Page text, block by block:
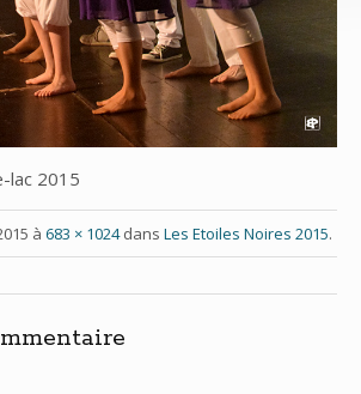
lac 2015
à 683 × 1024dans Les Etoiles Noires 2015.